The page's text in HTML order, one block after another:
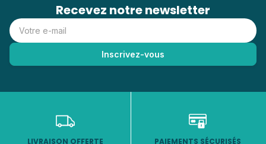
Recevez notre newsletter
LIVRAISON OFFERTE
PAIEMENTS SÉCURISÉS